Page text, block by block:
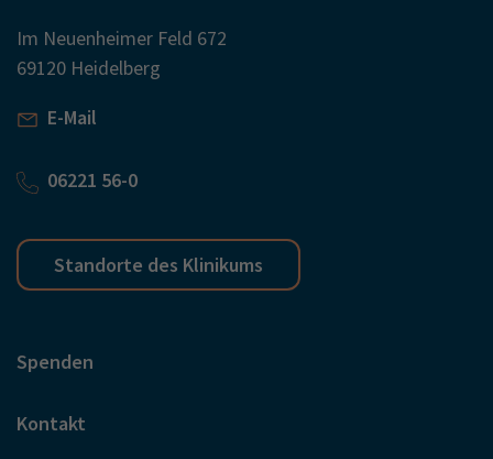
Im Neuenheimer Feld 672
69120 Heidelberg
E-Mail
06221 56-0
Standorte des Klinikums
Spenden
Kontakt